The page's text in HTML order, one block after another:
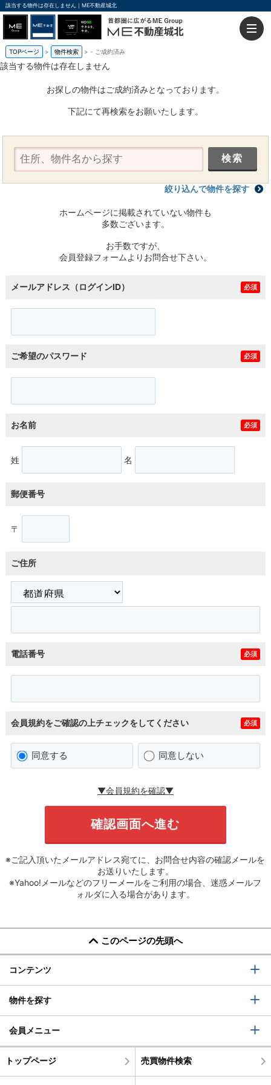
該当する物件は存在しません｜ME不動産城北
TOPページ 物件検索 - ご成約済み
該当する物件は存在しません
お探しの物件はご成約済みとなっております。
下記にて再検索をお願いたします。
絞り込んで物件を探す
ホームページに掲載されていない物件も
多数ございます。
お手数ですが、
会員登録フォームよりお問合せ下さい。
メールアドレス（ログインID） 必須
ご希望のパスワード 必須
お名前 必須
姓 名
郵便番号
〒
ご住所
電話番号 必須
会員規約をご確認の上チェックをしてください 必須
同意する 同意しない
▼会員規約を確認▼
※ご記入頂いたメールアドレス宛てに、お問合せ内容の確認メールを
お送りいたします。
※Yahoo!メールなどのフリーメールをご利用の場合、迷惑メールフ
ォルダに入る場合があります。
このページの先頭へ
コンテンツ
物件を探す
会員メニュー
トップページ 売買物件検索